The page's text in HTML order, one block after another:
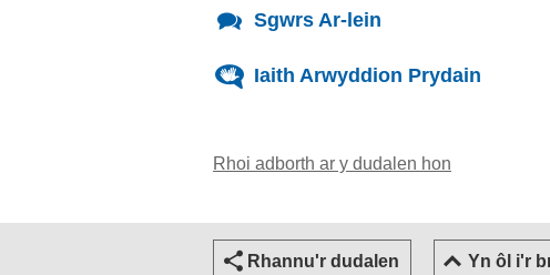
Sgwrs Ar-lein
Iaith Arwyddion Prydain
Rhoi adborth ar y dudalen hon
Rhannu'r dudalen Yn ôl i'r